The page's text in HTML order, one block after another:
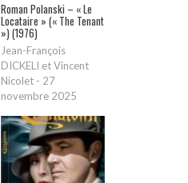
Roman Polanski – « Le
Locataire » (« The Tenant
») (1976)
Jean-François
DICKELI et Vincent
Nicolet - 27
novembre 2025